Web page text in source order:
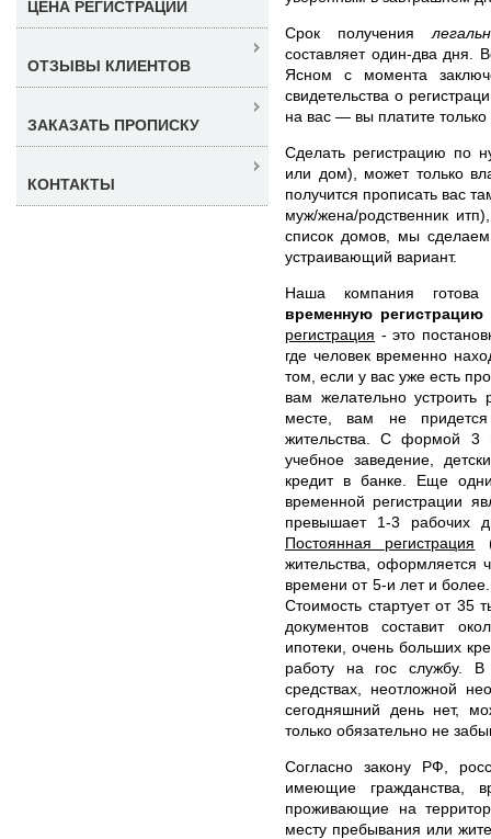
Срок получения
составляет один-два дня.
Ясном с момента
свидетельства о
на вас — вы платите
Сделать регистрацию по
или дом), может только
получится прописать вас
муж/жена/родственник
список домов, мы
устраивающий вариант.
Наша компания
временную
регистрация - это
где человек временно
том, если у вас уже есть
вам желательно
месте, вам не придется
жительства. С формой 3
учебное заведение,
кредит в банке. Еще
временной регистрации
превышает 1-3 рабочих
Постоянная регистрация
жительства, оформляется
времени от 5-и лет и
Стоимость стартует от 35
документов составит
ипотеки, очень больших
работу на гос службу.
средствах, неотложной
сегодняшний день нет,
только обязательно не
Согласно закону РФ,
имеющие гражданства,
проживающие на
месту пребывания или
ЦЕНА РЕГИСТРАЦИИ
ОТЗЫВЫ КЛИЕНТОВ
ЗАКАЗАТЬ ПРОПИСКУ
КОНТАКТЫ